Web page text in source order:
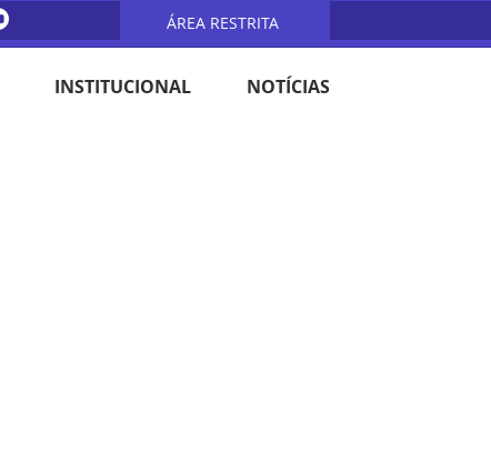
ÁREA RESTRITA
INSTITUCIONAL NOTÍCIAS